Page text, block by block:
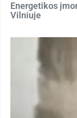
Energetikos
Vilniuje